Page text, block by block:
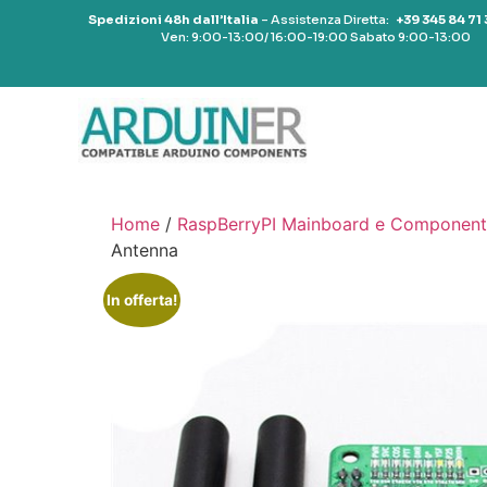
Spedizioni 48h dall’Italia – Assistenza Diretta: +39 345 84 71
Ven: 9:00-13:00/ 16:00-19:00 Sabato 9:00-13:00
Home / RaspBerryPI Mainboard e
Antenna
In offerta!